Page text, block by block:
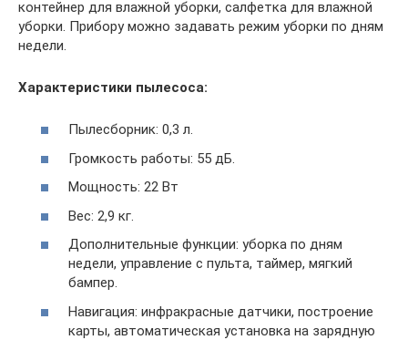
контейнер для влажной уборки, салфетка для влажной
уборки. Прибору можно задавать режим уборки по дням
недели.
Характеристики пылесоса:
Пылесборник: 0,3 л.
Громкость работы: 55 дБ.
Мощность: 22 Вт
Вес: 2,9 кг.
Дополнительные функции: уборка по дням
недели, управление с пульта, таймер, мягкий
бампер.
Навигация: инфракрасные датчики, построение
карты, автоматическая установка на зарядную